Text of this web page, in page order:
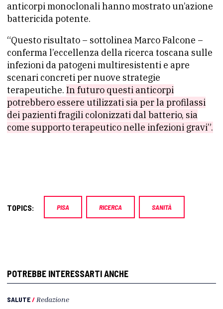
anticorpi monoclonali hanno mostrato un’azione
battericida potente.
“Questo risultato – sottolinea Marco Falcone –
conferma l’eccellenza della ricerca toscana sulle
infezioni da patogeni multiresistenti e apre
scenari concreti per nuove strategie
terapeutiche. In futuro questi anticorpi
potrebbero essere utilizzati sia per la profilassi
dei pazienti fragili colonizzati dal batterio, sia
come supporto terapeutico nelle infezioni gravi”.
TOPICS: PISA RICERCA SANITÀ
POTREBBE INTERESSARTI ANCHE
SALUTE/ Redazione